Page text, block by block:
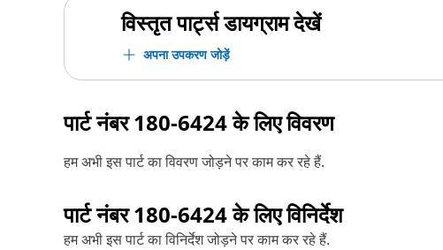
विस्तृत पार्ट्स डायग्राम देखें
अपना उपकरण जोड़ें
पार्ट नंबर180-6424के लिए विवरण
हम अभी इस पार्ट का विवरण जोड़ने पर काम कर रहे हैं.
पार्ट नंबर180-6424के लिए विनिर्देश
हम अभी इस पार्ट का विनिर्देश जोड़ने पर काम कर रहे हैं.